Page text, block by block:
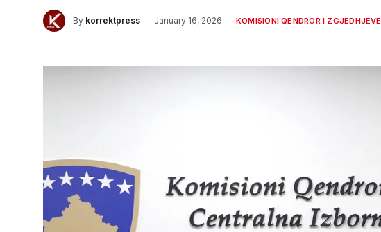
By korrektpress January 16, 2026 KOMISIONI QENDROR I ZGJEDHJEVE